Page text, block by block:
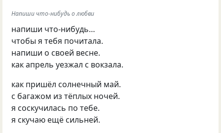
Напиши что-нибудь о любви
напиши что-нибудь…
чтобы я тебя почитала.
напиши о своей весне.
как апрель уезжал с вокзала.
как пришёл солнечный май.
с багажом из тёплых ночей.
я соскучилась по тебе.
я скучаю ещё сильней.